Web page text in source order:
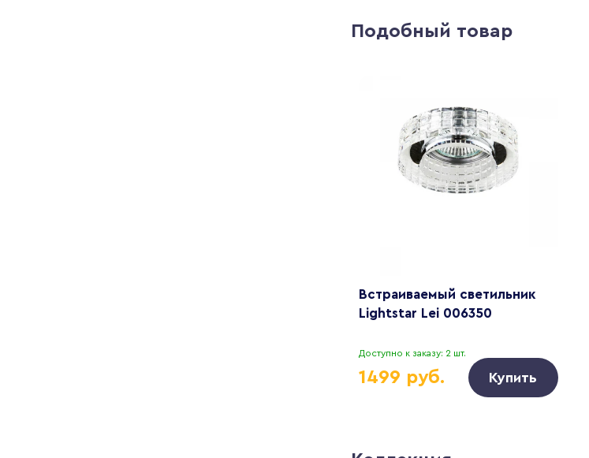
Подобный товар
Встраиваемый светильник
Lightstar Lei 006350
Доступно к заказу: 2 шт.
1499 руб. Купить